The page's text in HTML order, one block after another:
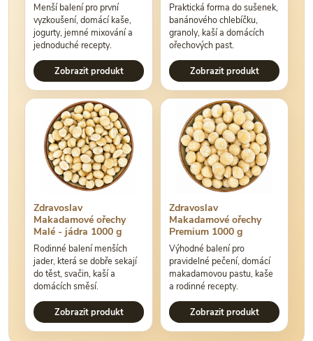
Menší balení pro první
vyzkoušení, domácí kaše,
jogurty, jemné mixování a
jednoduché recepty.
Zobrazit produkt
Praktická forma do sušenek,
banánového chlebíčku,
granoly, kaší a domácích
ořechových past.
Zobrazit produkt
Zdravoslav
Makadamové ořechy
Malé - jádra 1000 g
Rodinné balení menších
jader, která se dobře sekají
do těst, svačin, kaší a
domácích směsí.
Zobrazit produkt
Zdravoslav
Makadamové ořechy
Premium 1000 g
Výhodné balení pro
pravidelné pečení, domácí
makadamovou pastu, kaše
a rodinné recepty.
Zobrazit produkt